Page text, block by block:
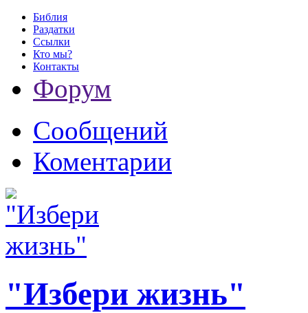
Библия
Раздатки
Ссылки
Кто мы?
Контакты
Форум
Сообщений
Коментарии
"Избери жизнь"